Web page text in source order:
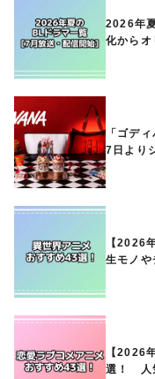
2026年
化から
「ゴデ
7日より
【2026
生モノや
【2026
選！ 人